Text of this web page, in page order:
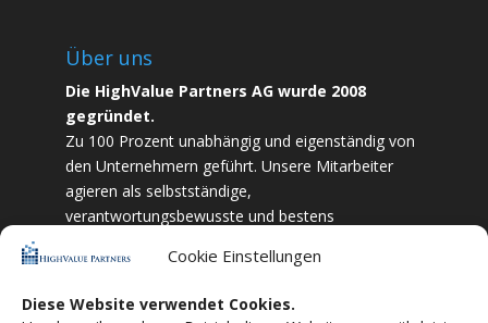
Cookie Einstellungen
Diese Website verwendet Cookies.
Über uns
Die HighValue Partners AG wurde 2008
gegründet.
Zu 100 Prozent unabhängig und eigenständig von
den Unternehmern geführt. Unsere Mitarbeiter
agieren als selbstständige,
verantwortungsbewusste und bestens
und Zielstrebigkeit sind wir bestrebt das